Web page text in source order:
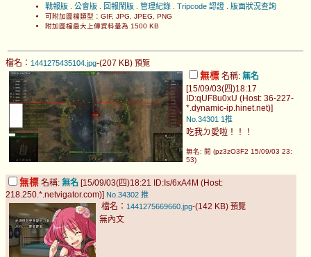
戰報版 公會版 回報鬧版 管理紀錄 Tripcode 認證 版面狀況查詢
可附加圖檔類型：GIF, JPG, JPEG, PNG
附加圖檔最大上傳資料量為 1500 KB
檔名： 1441275435104.jpg-(207 KB) 預覽
無標 名稱: 無名
[15/09/03(四)18:17
ID:qUF8u0xU (Host: 36-227-
*.dynamic-ip.hinet.net)]
No.34301 1推
吃我ㄉ愛啦！！！
無名: 閱 (pz3zO3F2 15/09/03 23:
53)
無標 名稱: 無名 [15/09/03(四)18:21 ID:Is/6xA4M (Host:
218.250.*.netvigator.com)] No.34302 推
檔名： 1441275669660.jpg-(142 KB) 預覽
無內文